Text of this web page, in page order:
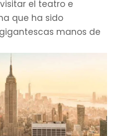
el teatro e
que ha sido
manos de